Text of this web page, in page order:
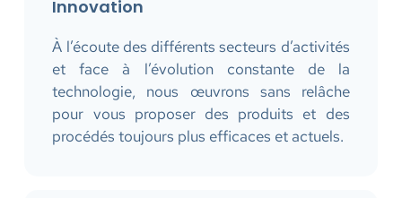
Innovation
À l’écoute des différents secteurs d’activités
et face à l’évolution constante de la
technologie, nous œuvrons sans relâche
pour vous proposer des produits et des
procédés toujours plus efficaces et actuels.